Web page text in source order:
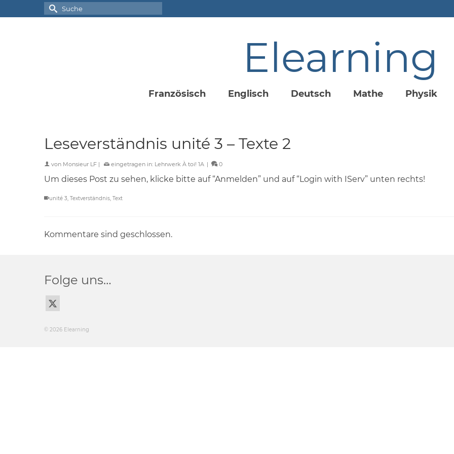
Suche
nach:
Elearning
Französisch Englisch Deutsch Mathe Physik
Leseverständnis unité 3 – Texte 2
von Monsieur LF | eingetragen in: Lehrwerk À toi! 1A | 0
Um dieses Post zu sehen, klicke bitte auf “Anmelden” und auf “Login with IServ” unten rechts!
unité 3, Textverständnis, Text
Kommentare sind geschlossen.
Folge uns…
© 2026 Elearning